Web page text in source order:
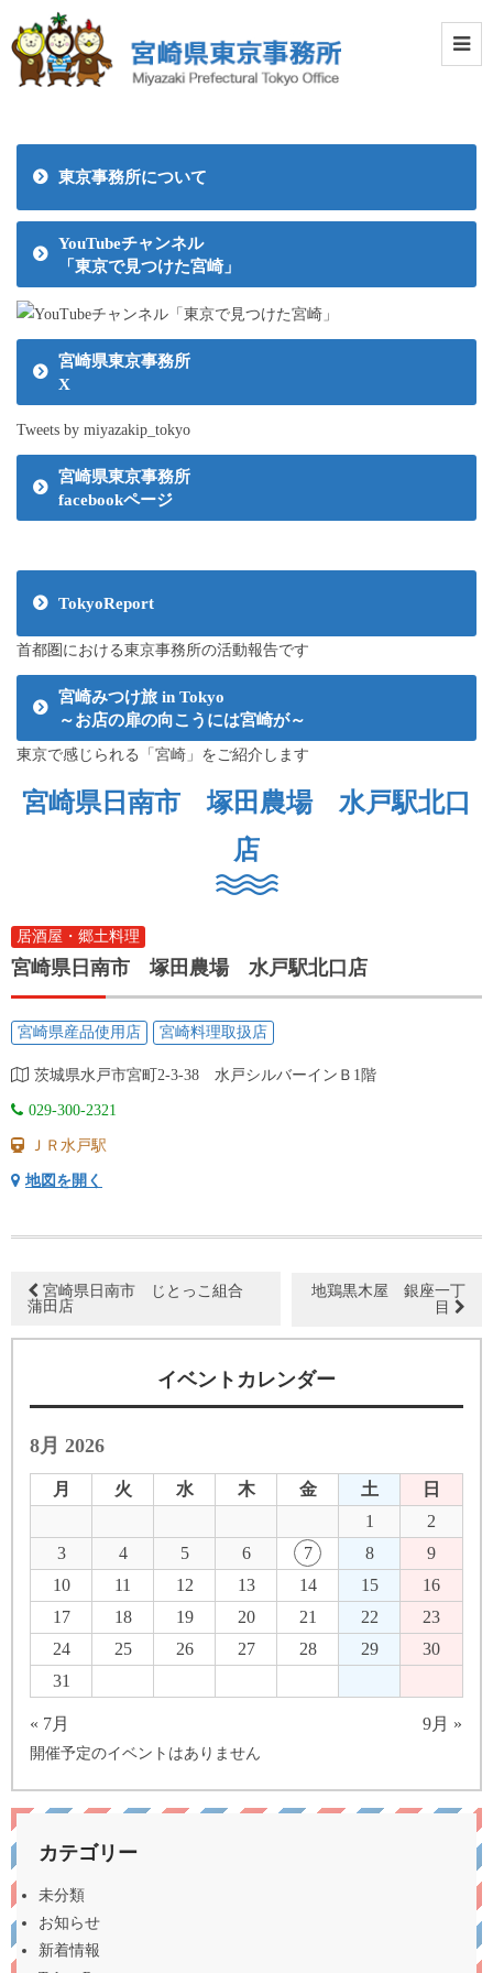
東京事務所について
YouTubeチャンネル
「東京で見つけた宮崎」
宮崎県東京事務所
X
Tweets by miyazakip_tokyo
宮崎県東京事務所
facebookページ
TokyoReport
首都圏における東京事務所の活動報告です
宮崎みつけ旅 in Tokyo
～お店の扉の向こうには宮崎が～
東京で感じられる「宮崎」をご紹介します
宮崎県日南市 塚田農場 水戸駅北口
店
居酒屋・郷土料理
宮崎県日南市 塚田農場 水戸駅北口店
宮崎県産品使用店 宮崎料理取扱店
茨城県水戸市宮町2-3-38 水戸シルバーインＢ1階
029-300-2321
ＪＲ水戸駅
地図を開く
宮崎県日南市 じとっこ組合
蒲田店
地鶏黒木屋 銀座一丁
目
イベントカレンダー
8月 2026
月 火 水 木 金 土
日
1
2
3
4 5 6 7 8
9
10
11 12 13 14 15
16
17
18 19 20 21 22
23
24
25 26 27 28 29
30
31
« 7月 9月 »
開催予定のイベントはありません
カテゴリー
未分類
お知らせ
新着情報